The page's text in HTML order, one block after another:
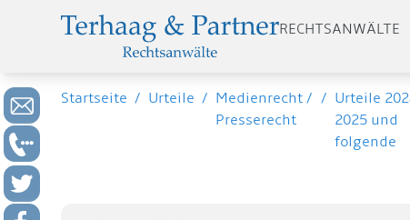
RECHTSANWÄLTE
Startseite / Urteile / Medienrecht /
Presserecht
/ Urteile
2025 und
folgende